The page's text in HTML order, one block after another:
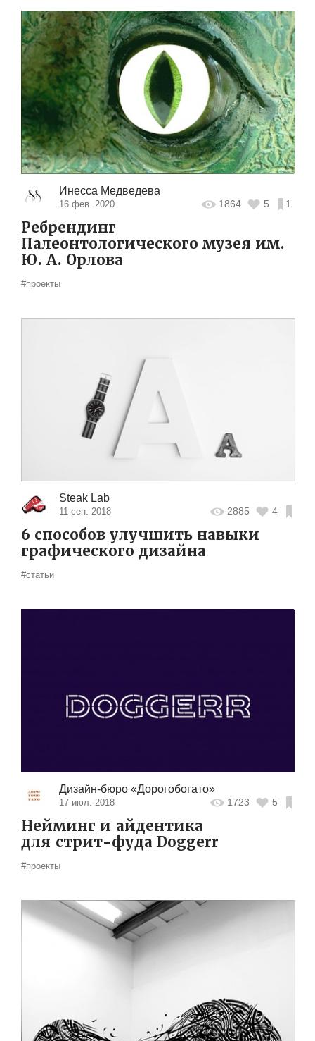
Инесса Медведева
16 фев. 2020 1864 5 1
Ребрендинг
Палеонтологического музея им.
Ю. А. Орлова
#проекты
Steak Lab
11 сен. 2018 2885 4
6 способов улучшить навыки
графического дизайна
#статьи
Дизайн-бюро «Дорогобогато»
17 июл. 2018 1723 5
Нейминг и айдентика
для стрит-фуда Doggerr
#проекты